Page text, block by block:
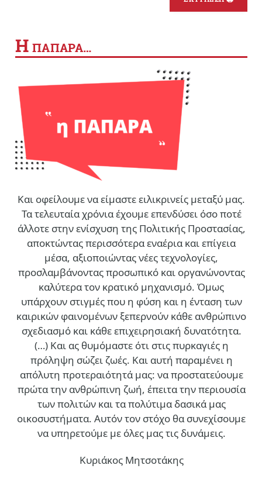
Η ΠΑΠΑΡΑ…
Και οφείλουμε να είμαστε ειλικρινείς μεταξύ μας.
Τα τελευταία χρόνια έχουμε επενδύσει όσο ποτέ
άλλοτε στην ενίσχυση της Πολιτικής Προστασίας,
αποκτώντας περισσότερα εναέρια και επίγεια
μέσα, αξιοποιώντας νέες τεχνολογίες,
προσλαμβάνοντας προσωπικό και οργανώνοντας
καλύτερα τον κρατικό μηχανισμό. Όμως
υπάρχουν στιγμές που η φύση και η ένταση των
καιρικών φαινομένων ξεπερνούν κάθε ανθρώπινο
σχεδιασμό και κάθε επιχειρησιακή δυνατότητα.
(…) Και ας θυμόμαστε ότι στις πυρκαγιές η
πρόληψη σώζει ζωές. Και αυτή παραμένει η
απόλυτη προτεραιότητά μας: να προστατεύουμε
πρώτα την ανθρώπινη ζωή, έπειτα την περιουσία
των πολιτών και τα πολύτιμα δασικά μας
οικοσυστήματα. Αυτόν τον στόχο θα συνεχίσουμε
να υπηρετούμε με όλες μας τις δυνάμεις.
Κυριάκος Μητσοτάκης